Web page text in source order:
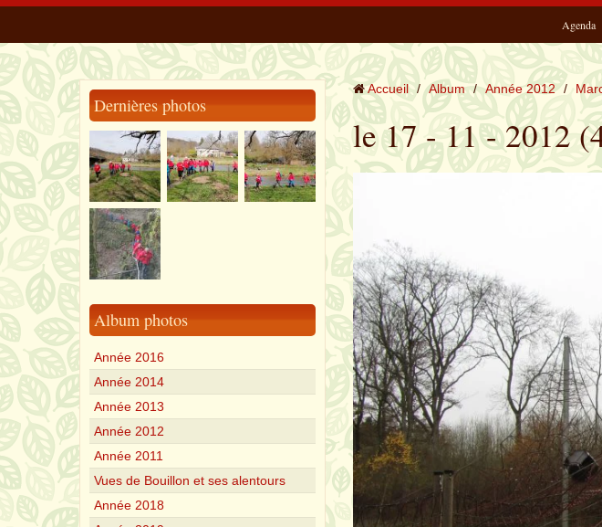
Agenda
Dernières photos
Album photos
Année 2016
Année 2014
Année 2013
Année 2012
Année 2011
Vues de Bouillon et ses alentours
Année 2018
Accueil / Album / Année 2012 /
le 17 - 11 - 2012